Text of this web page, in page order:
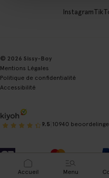
Instagram
© 2026 Sissy-Boy
Mentions Légales
Politique de confidentialité
Accessibilité
9.5 10940
Accueil Menu